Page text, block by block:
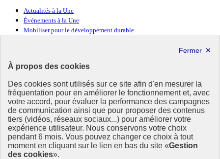
À propos des cookies
Des cookies sont utilisés sur ce site afin d'en mesurer la
fréquentation pour en améliorer le fonctionnement et, avec
votre accord, pour évaluer la performance des campagnes
de communication ainsi que pour proposer des contenus
tiers (vidéos, réseaux sociaux...) pour améliorer votre
expérience utilisateur. Nous conservons votre choix
pendant 6 mois. Vous pouvez changer ce choix à tout
moment en cliquant sur le lien en bas du site «Gestion
des cookies».
Actualités à la Une
Événements à la Une
Mobiliser pour le développement durable
Ressources
Ressources
La Méth’ODD
Gouvernement
Ce site propose l’information de référence concernant l’Agenda
2030 et la feuille de route de la France. Il valorise la mobilisation de
tous les acteurs.